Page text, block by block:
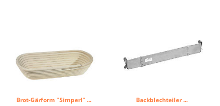
Brot-Gärform "Simperl" ... Backblechteiler ...